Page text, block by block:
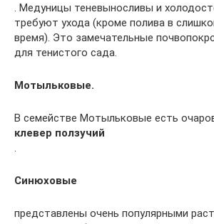
. Медуницы теневыносливы и
требуют ухода (кроме полива в
время). Это замечательные
для тенистого сада.
Мотыльковые.
В семействе Мотыльковые есть
клевер ползучий
.
Синюховые
представлены очень популярными